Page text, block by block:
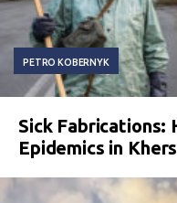
PETRO KOBERNYK
Sick Fabrications:
Epidemics in